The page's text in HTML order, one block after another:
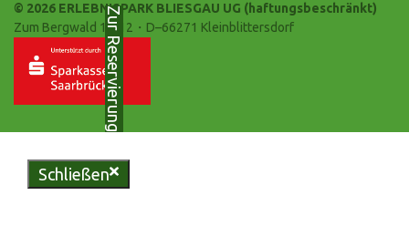
© 2026 ERLEBNISPARK BLIESGAU UG (haftungsbeschränkt)
Zum Bergwald 10-12・D–66271 Kleinblittersdorf
Zur Reservierung
Schließen